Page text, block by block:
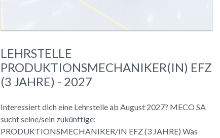
LEHRSTELLE
PRODUKTIONSMECHANIKER(IN) EFZ
(3 JAHRE) - 2027
Interessiert dich eine Lehrstelle ab August 2027? MECO SA
sucht seine/sein zukünftige:
PRODUKTIONSMECHANIKER/IN EFZ (3 JAHRE) Was